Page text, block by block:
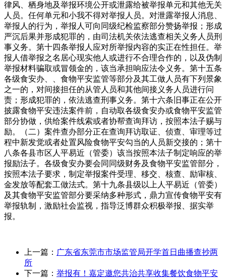
律风、栖身地及举报环境公开或泄露给被举报单元和其他无关
人员。任何单元和小我不得对举报人员。对泄露举报人消息、
举报人的行为，举报人可向同级纪检监察部分赞扬举报；形成
严沉后果并形成犯罪的，由司法机关依法逃查相关义务人员刑
事义务。第十四条举报人应对所举报内容的实正在性担任。举
报人借举报之名居心现实他人或进行不合理合作的，以及伪制
举报材料骗取或冒领金的，该当承担响应法令义务。第十五条
各级食安办、、食物平安监管等部分及其工做人员有下列景象
之一的，对间接担任的从管人员和其他间接义务人员进行问
责；形成犯罪的，依法逃查刑事义务。第十六条旧事正在公开
披露食物平安违法案件前，自动取各级食安办或食物平安监管
部分协做，供给案件线索或者协帮查询拜访，按照本法子赐与
励。（二）案件查办部分正在查询拜访取证、侦查、审理等过
程中新发觉或者处置风险食物平安勾当的人员新交接的；第十
八条各县市区人平易近（管委）该当按照本法子制定响应的举
报励法子。各级食安办要会同同级财务及食物平安监管部分，
按照本法子要求，制定举报案件受理、移交、核查、励审核、
金发放等配套工做法式。第十九条县级以上人平易近（管委）
及其食物平安监管部分要采纳多种形式，鼎力宣传食物平安有
举报轨制，激励社会监视，指导泛博群众积极举报、据实举
报。
上一篇： 广东省东莞市市场监管局开学首日曲播查抄两
所
下一篇： 举报有！嘉定邀您共治共享收集餐饮食物平安